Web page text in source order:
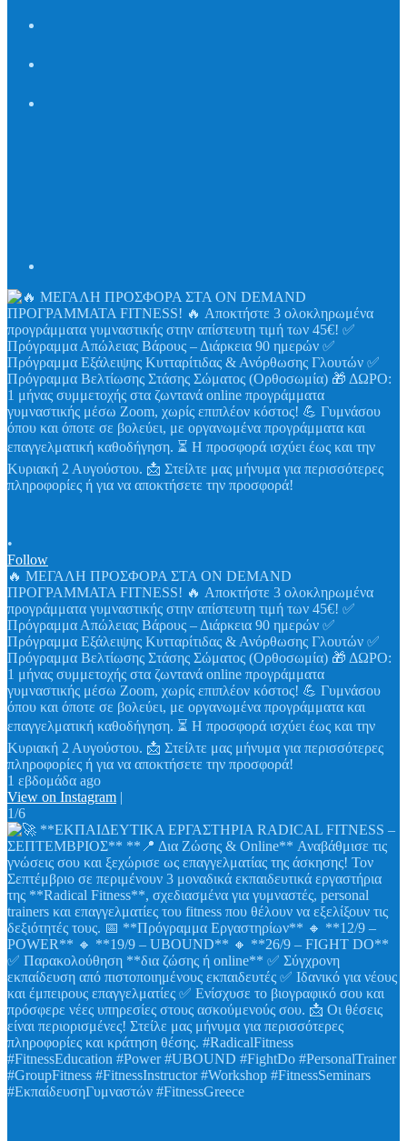
•
Follow
🔥 ΜΕΓΑΛΗ ΠΡΟΣΦΟΡΑ ΣΤΑ ON DEMAND
ΠΡΟΓΡΑΜΜΑΤΑ FITNESS! 🔥 Αποκτήστε 3 ολοκληρωμένα
προγράμματα γυμναστικής στην απίστευτη τιμή των 45€! ✅
Πρόγραμμα Απώλειας Βάρους – Διάρκεια 90 ημερών ✅
Πρόγραμμα Εξάλειψης Κυτταρίτιδας & Ανόρθωσης Γλουτών ✅
Πρόγραμμα Βελτίωσης Στάσης Σώματος (Ορθοσωμία) 🎁 ΔΩΡΟ:
1 μήνας συμμετοχής στα ζωντανά online προγράμματα
γυμναστικής μέσω Zoom, χωρίς επιπλέον κόστος! 💪 Γυμνάσου
όπου και όποτε σε βολεύει, με οργανωμένα προγράμματα και
επαγγελματική καθοδήγηση. ⏳ Η προσφορά ισχύει έως και την
Κυριακή 2 Αυγούστου. 📩 Στείλτε μας μήνυμα για περισσότερες
πληροφορίες ή για να αποκτήσετε την προσφορά!
1 εβδομάδα ago
View on Instagram |
1/6